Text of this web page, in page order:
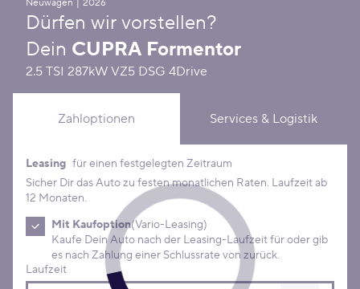
Neuwagen | 2026
Dürfen wir vorstellen?
Dein CUPRA Formentor
2.5 TSI 287kW VZ5 DSG 4Drive
Zahloptionen Services & Logistik
Leasing Konditionen
Leasing für einen festgelegten Zeitraum
Sicher Dir das Auto zu festen monatlichen Raten. Laufzeit ab
12 Monaten.
Mit Kaufoption(Vario-Leasing)
Kaufe Dein Auto nach der Leasing-Laufzeit für oder gib
es nach Zahlung einer Schlussrate von zurück.
Laufzeit